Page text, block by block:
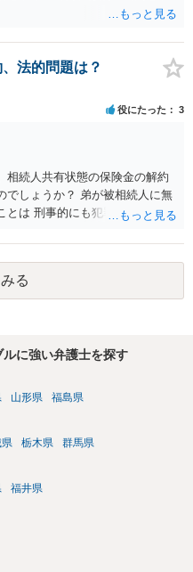
法的問題は？
役にたった 3
相続人共有状態の保険金の解約
でしょうか？ 弟が被相続人に無
とは 刑事的にも犯罪となる可能
士に面談で詳しい事情を話して
る
に強い弁護士を探す
山形県 福島県
栃木県 群馬県
福井県